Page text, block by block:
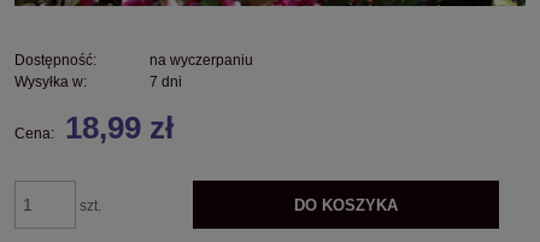
Dostępność:
na wyczerpaniu
Wysyłka w:
7 dni
Cena: 18,99 zł
szt. DO KOSZYKA